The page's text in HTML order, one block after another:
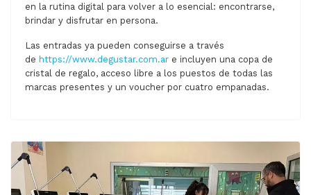
en la rutina digital para volver a lo esencial: encontrarse,
brindar y disfrutar en persona.
Las entradas ya pueden conseguirse a través
de https://www.degustar.com.ar e incluyen una copa de
cristal de regalo, acceso libre a los puestos de todas las
marcas presentes y un voucher por cuatro empanadas.